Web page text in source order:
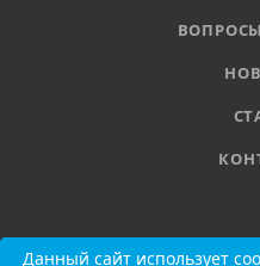
8 800
Данный сайт использует
Данный сайт использует